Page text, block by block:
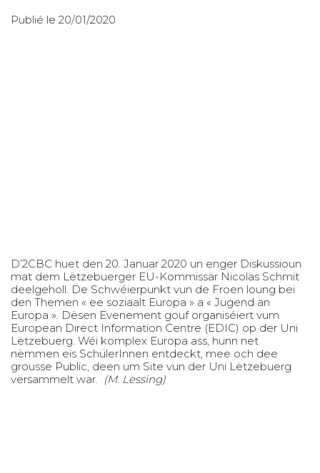
Publié le 20/01/2020
D’2CBC huet den 20. Januar 2020 un enger Diskussioun
mat dem Lëtzebuerger EU-Kommissär Nicolas Schmit
deelgeholl. De Schwéierpunkt vun de Froen loung bei
den Themen « ee soziaalt Europa » a « Jugend an
Europa ». Dësen Evenement gouf organiséiert vum
European Direct Information Centre (EDIC) op der Uni
Lëtzebuerg. Wéi komplex Europa ass, hunn net
nëmmen eis SchülerInnen entdeckt, mee och dee
grousse Public, deen um Site vun der Uni Lëtzebuerg
versammelt war. (M. Lessing)